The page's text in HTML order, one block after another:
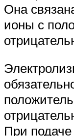
Она
ионы с
При подаче